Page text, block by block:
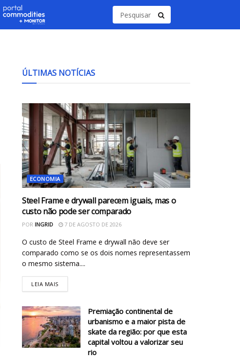
ÚLTIMAS NOTÍCIAS
ECONOMIA
Steel Frame e drywall parecem iguais, mas o
custo não pode ser comparado
POR INGRID 7 DE AGOSTO DE 2026
O custo de Steel Frame e drywall não deve ser
comparado como se os dois nomes representassem
o mesmo sistema....
LEIA MAIS
Premiação continental de
urbanismo e a maior pista de
skate da região: por que esta
capital voltou a valorizar seu
rio